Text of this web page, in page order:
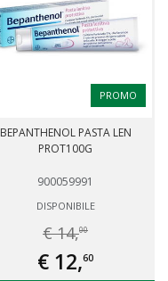
PROMO
BEPANTHENOL PASTA LEN
PROT100G
900059991
DISPONIBILE
€ 14,00
€ 12,60